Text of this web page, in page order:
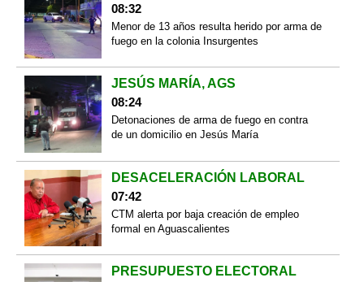
08:32
Menor de 13 años resulta herido por arma de
fuego en la colonia Insurgentes
JESÚS MARÍA, AGS
08:24
Detonaciones de arma de fuego en contra
de un domicilio en Jesús María
DESACELERACIÓN LABORAL
07:42
CTM alerta por baja creación de empleo
formal en Aguascalientes
PRESUPUESTO ELECTORAL